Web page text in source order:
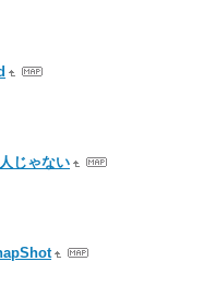
じゃない